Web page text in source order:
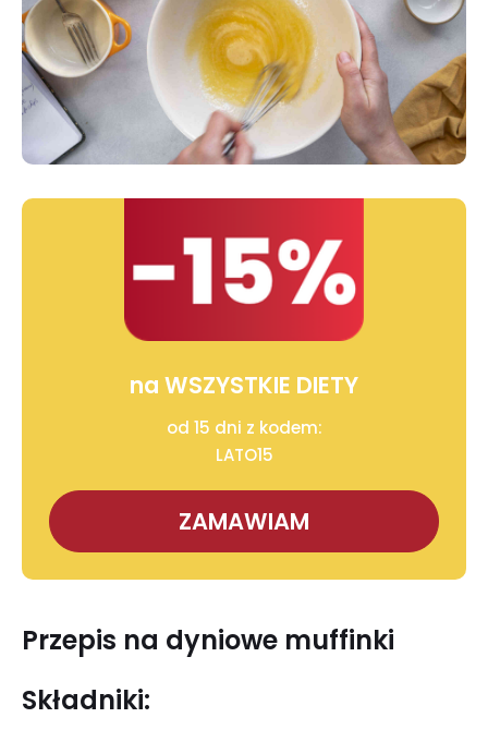
na WSZYSTKIE DIETY
od 15 dni z kodem:
LATO15
ZAMAWIAM
Przepis na dyniowe muffinki
Składniki: